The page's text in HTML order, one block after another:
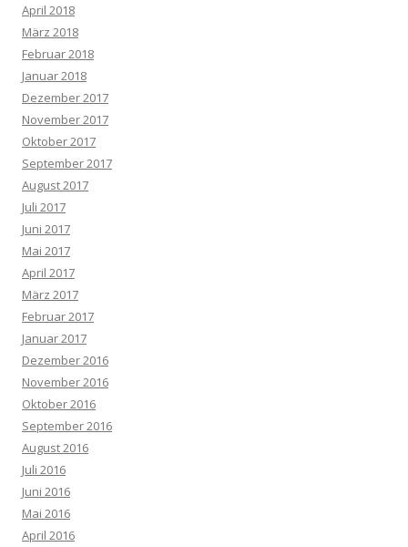
April 2018
März 2018
Februar 2018
Januar 2018
Dezember 2017
November 2017
Oktober 2017
September 2017
August 2017
Juli 2017
Juni 2017
Mai 2017
April 2017
März 2017
Februar 2017
Januar 2017
Dezember 2016
November 2016
Oktober 2016
September 2016
August 2016
Juli 2016
Juni 2016
Mai 2016
April 2016